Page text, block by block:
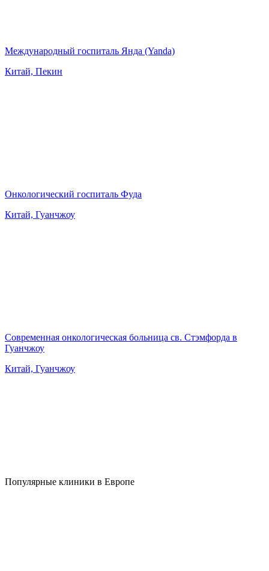
Международный госпиталь Янда (Yanda)
Китай, Пекин
Онкологический госпиталь Фуда
Китай, Гуанчжоу
Современная онкологическая больница св. Стэмфорда в
Гуанчжоу
Китай, Гуанчжоу
Популярные клиники в Европе